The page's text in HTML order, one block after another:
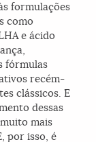
formulações
como
e ácido
fórmulas
recém-
clássicos. E
dessas
mais
por isso, é